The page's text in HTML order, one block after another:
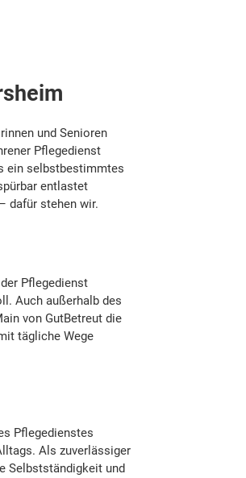
und Senioren
Pflegedienst
ein selbstbestimmtes
entlastet
dafür stehen wir.
Pflegedienst
Auch außerhalb des
von GutBetreut die
tägliche Wege
Pflegedienstes
Als zuverlässiger
Selbstständigkeit und